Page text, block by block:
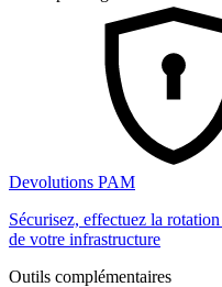
Devolutions PAM
Sécurisez, effectuez la
de votre infrastructure
Outils complémentaires